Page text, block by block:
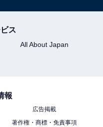
ス
All About Japan
報
広告掲載
著作権・商標・免責事項